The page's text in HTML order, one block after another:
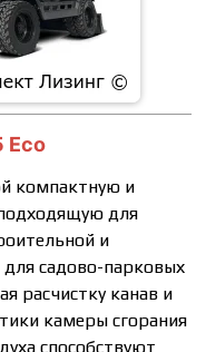
Eco
компактную и
для
и
садово-парковых
расчистку канав и
камеры сгорания
способствуют